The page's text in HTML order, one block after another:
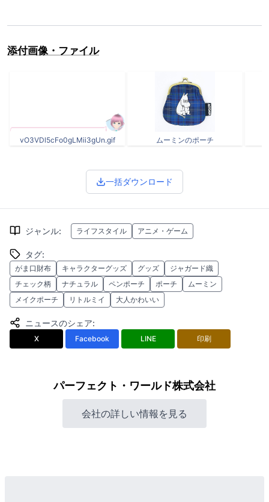
添付画像・ファイル
vO3VDl5cFo0gLMii3gUn.gif ムーミンのポーチ
一括ダウンロード
ジャンル: ライフスタイル アニメ・ゲーム
タグ:
がま口財布 キャラクターグッズ グッズ
ジャガード織
チェック柄
ナチュラル ペンポーチ ポーチ
ムーミン
メイクポーチ
リトルミイ 大人かわいい
ニュースのシェア:
X Facebook LINE 印刷
パーフェクト・ワールド株式会社
会社の詳しい情報を見る